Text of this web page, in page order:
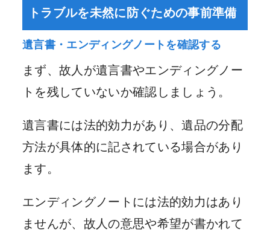
トラブルを未然に防ぐための事前準備
遺言書・エンディングノートを確認する
まず、故人が遺言書やエンディングノー
トを残していないか確認しましょう。
遺言書には法的効力があり、遺品の分配
方法が具体的に記されている場合があり
ます。
エンディングノートには法的効力はあり
ませんが、故人の意思や希望が書かれて